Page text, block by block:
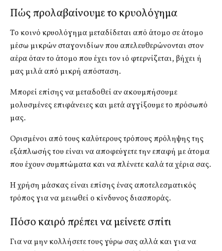
Πώς προλαβαίνουμε το κρυολόγημα
Το κοινό κρυολόγημα μεταδίδεται από άτομο σε άτομο
μέσω μικρών σταγονιδίων που απελευθερώνονται στον
αέρα όταν το άτομο που έχει τον ιό φτερνίζεται, βήχει ή
μας μιλά από μικρή απόσταση.
Μπορεί επίσης να μεταδοθεί αν ακουμπήσουμε
μολυσμένες επιφάνειες και μετά αγγίξουμε το πρόσωπό
μας.
Ορισμένοι από τους καλύτερους τρόπους πρόληψης της
εξάπλωσής του είναι να αποφεύγετε την επαφή με άτομα
που έχουν συμπτώματα και να πλένετε καλά τα χέρια σας.
Η χρήση μάσκας είναι επίσης ένας αποτελεσματικός
τρόπος για να μειωθεί ο κίνδυνος διασποράς.
Πόσο καιρό πρέπει να μείνετε σπίτι
Για να μην κολλήσετε τους γύρω σας αλλά και για να